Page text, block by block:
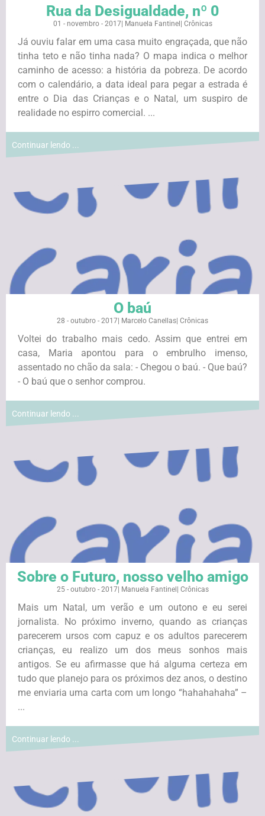
Rua da Desigualdade, nº 0
01 - novembro - 2017| Manuela Fantinel Crônicas
Já ouviu falar em uma casa muito engraçada, que não
tinha teto e não tinha nada? O mapa indica o melhor
caminho de acesso: a história da pobreza. De acordo
com o calendário, a data ideal para pegar a estrada é
entre o Dia das Crianças e o Natal, um suspiro de
realidade no espirro comercial. ...
Continuar lendo ...
O baú
28 - outubro - 2017 Marcelo Canellas Crônicas
Voltei do trabalho mais cedo. Assim que entrei em
casa, Maria apontou para o embrulho imenso,
assentado no chão da sala: - Chegou o baú. - Que baú?
- O baú que o senhor comprou.
Continuar lendo ...
Sobre o Futuro, nosso velho amigo
25 - outubro - 2017| Manuela Fantinel Crônicas
Mais um Natal, um verão e um outono e eu serei
jornalista. No próximo inverno, quando as crianças
parecerem ursos com capuz e os adultos parecerem
crianças, eu realizo um dos meus sonhos mais
antigos. Se eu afirmasse que há alguma certeza em
tudo que planejo para os próximos dez anos, o destino
me enviaria uma carta com um longo “hahahahaha” –
...
Continuar lendo ...